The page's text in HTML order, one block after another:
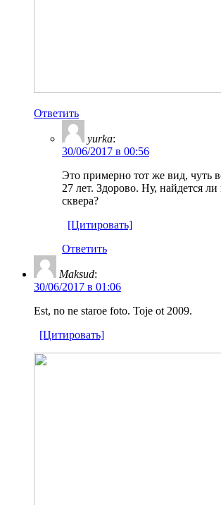
Ответить
yurka:
30/06/2017 в 00:56
Это примерно тот же вид, чуть
27 лет. Здорово. Ну, найдется
сквера?
[Цитировать]
Ответить
Maksud:
30/06/2017 в 01:06
Est, no ne staroe foto. Toje ot 2009.
[Цитировать]